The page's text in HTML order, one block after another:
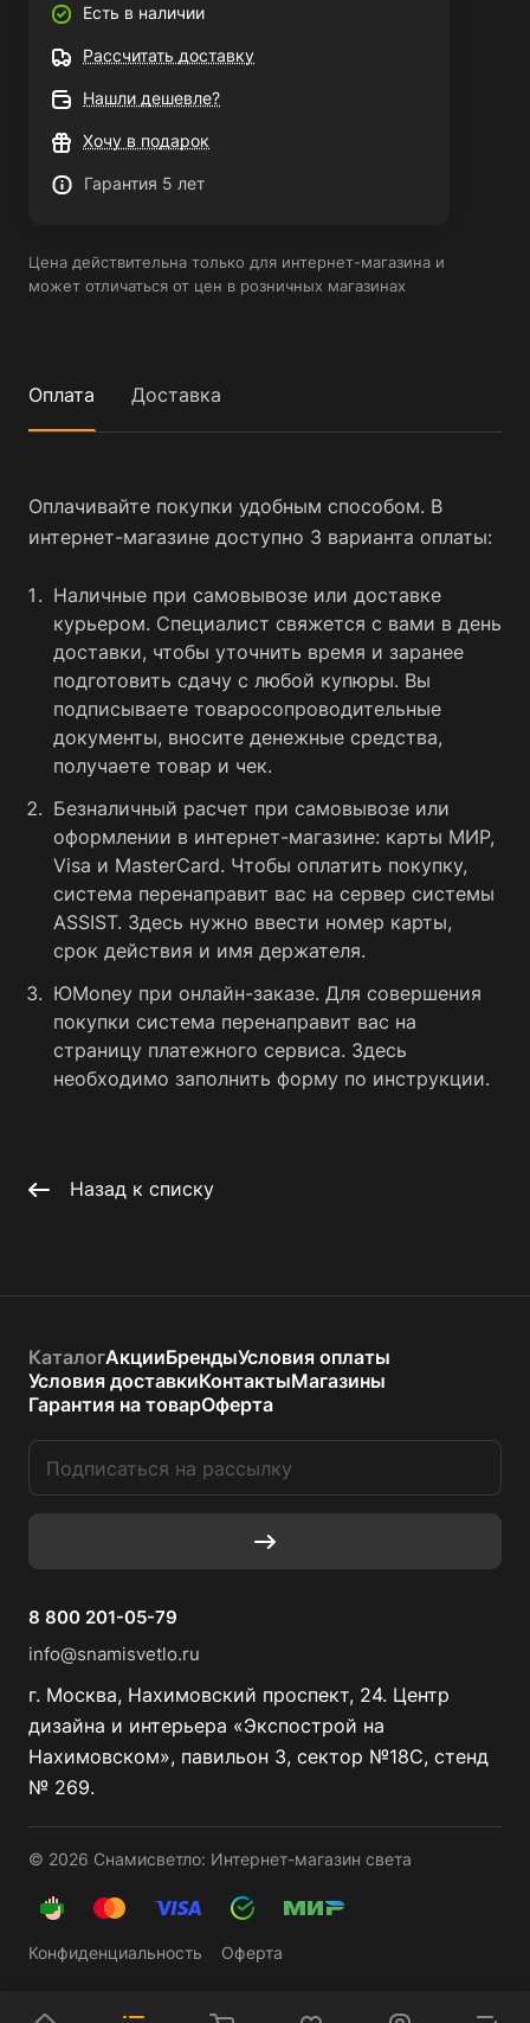
Есть в наличии
Рассчитать доставку
Нашли дешевле?
Хочу в подарок
Гарантия 5 лет
Цена действительна только для интернет-магазина и
может отличаться от цен в розничных магазинах
Оплата Доставка
Оплачивайте покупки удобным способом. В
интернет-магазине доступно 3 варианта оплаты:
Наличные при самовывозе или доставке
курьером. Специалист свяжется с вами в день
доставки, чтобы уточнить время и заранее
подготовить сдачу с любой купюры. Вы
подписываете товаросопроводительные
документы, вносите денежные средства,
получаете товар и чек.
Безналичный расчет при самовывозе или
оформлении в интернет-магазине: карты МИР,
Visa и MasterCard. Чтобы оплатить покупку,
система перенаправит вас на сервер системы
ASSIST. Здесь нужно ввести номер карты,
срок действия и имя держателя.
ЮMoney при онлайн-заказе. Для совершения
покупки система перенаправит вас на
страницу платежного сервиса. Здесь
необходимо заполнить форму по инструкции.
Назад к списку
КаталогАкцииБрендыУсловия оплаты
Условия доставкиКонтактыМагазины
Гарантия на товарОферта
8 800 201-05-79
info@snamisvetlo.ru
г. Москва, Нахимовский проспект, 24. Центр
дизайна и интерьера «Экспострой на
Нахимовском», павильон 3, сектор №18С, стенд
№ 269.
© 2026 Снамисветло: Интернет-магазин света
Конфиденциальность Оферта